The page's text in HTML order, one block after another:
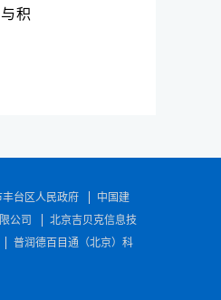
积
丰台区人民政府
中国建
公司
北京吉贝克信息技
普润德百目通（北京）科